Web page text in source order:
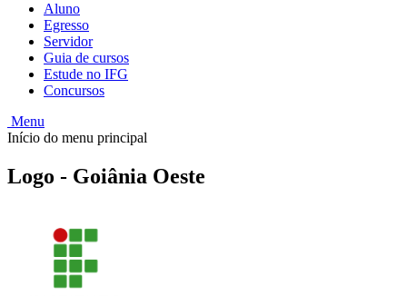
Aluno
Egresso
Servidor
Guia de cursos
Estude no IFG
Concursos
Menu
Início do menu principal
Logo - Goiânia Oeste